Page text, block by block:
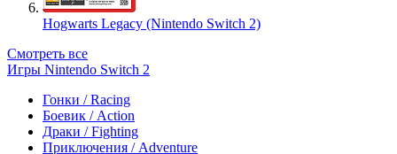
Hogwarts Legacy (Nintendo Switch 2)
Смотреть все
Игры Nintendo Switch 2
Гонки / Racing
Боевик / Action
Драки / Fighting
Приключения / Adventure